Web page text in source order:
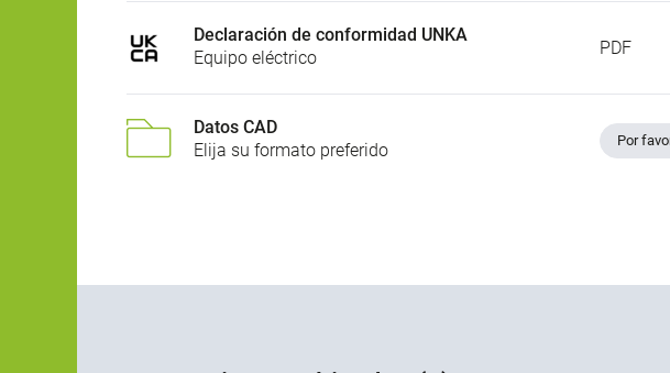
Declaración de conformidad UNKA
Equipo eléctrico
PDF
Datos CAD
Elija su formato preferido
Por